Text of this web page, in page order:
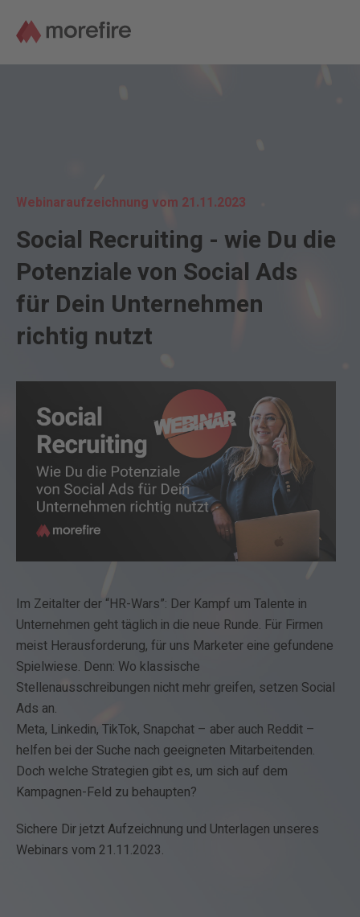
Webinaraufzeichnung vom 21.11.2023
Social Recruiting - wie Du die
Potenziale von Social Ads
für Dein Unternehmen
richtig nutzt
Im Zeitalter der “HR-Wars”: Der Kampf um Talente in
Unternehmen geht täglich in die neue Runde. Für Firmen
meist Herausforderung, für uns Marketer eine gefundene
Spielwiese. Denn: Wo klassische
Stellenausschreibungen nicht mehr greifen, setzen Social
Ads an.
Meta, Linkedin, TikTok, Snapchat – aber auch Reddit –
helfen bei der Suche nach geeigneten Mitarbeitenden.
Doch welche Strategien gibt es, um sich auf dem
Kampagnen-Feld zu behaupten?
Sichere Dir jetzt Aufzeichnung und Unterlagen unseres
Webinars vom 21.11.2023.